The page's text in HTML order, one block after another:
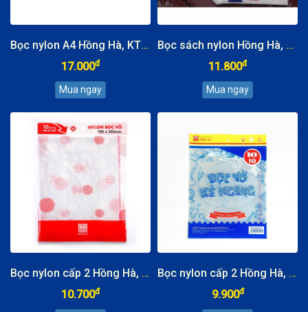
Bọc nylon A4 Hồng Hà, KT: 210x297mm
17.000đ
Bọc sách nylon Hồng Hà, KT: 190x265mm
11.800đ
Bọc nylon cấp 2 Hồng Hà, KT: 180x252mm
10.700đ
Bọc nylon cấp 2 Hồng Hà, KT: 175x250mm
9.900đ